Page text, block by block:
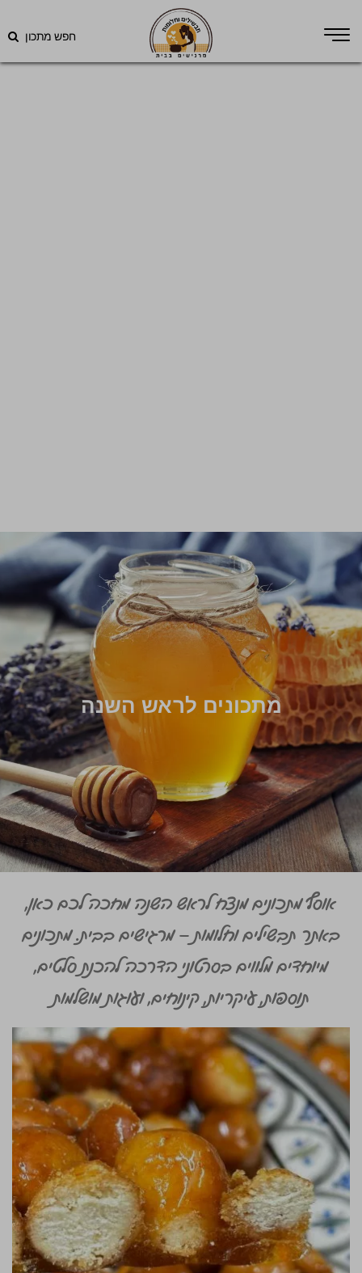
חפש מתכון
מתכונים לראש השנה
אוסף מתכונים מנצח לראש השנה מחכה לכם כאן,
באתר תבשילים וחלומות – מרגישים בבית. מתכונים
מיוחדים מלווים בסרטוני הדרכה להכנת סלטים,
תוספות, עיקריות, קינוחים, ועוגות מושלמות